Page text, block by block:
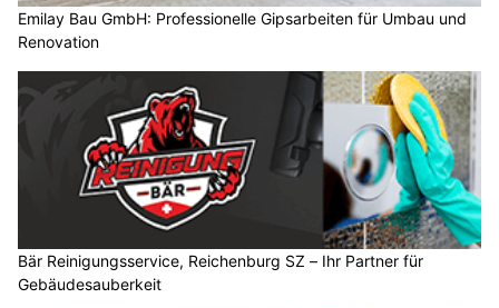
Emilay Bau GmbH: Professionelle Gipsarbeiten für Umbau und
Renovation
Bär Reinigungsservice, Reichenburg SZ – Ihr Partner für
Gebäudesauberkeit